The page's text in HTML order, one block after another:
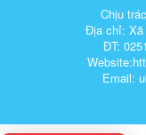
Chịu
Địa chỉ: Xã
ĐT:
Email: